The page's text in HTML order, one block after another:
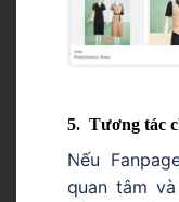
5. Tương tác
Nếu
quan tâm